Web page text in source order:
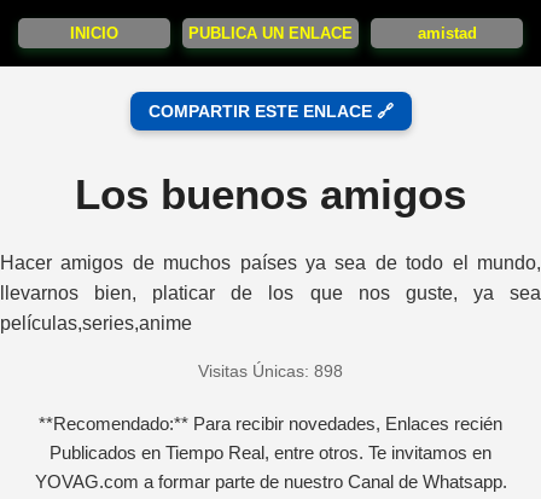
INICIO PUBLICA UN ENLACE amistad
COMPARTIR ESTE ENLACE 🔗
Los buenos amigos
Hacer amigos de muchos países ya sea de todo el mundo,
llevarnos bien, platicar de los que nos guste, ya sea
películas,series,anime
Visitas Únicas: 898
**Recomendado:** Para recibir novedades, Enlaces recién
Publicados en Tiempo Real, entre otros. Te invitamos en
YOVAG.com a formar parte de nuestro Canal de Whatsapp.